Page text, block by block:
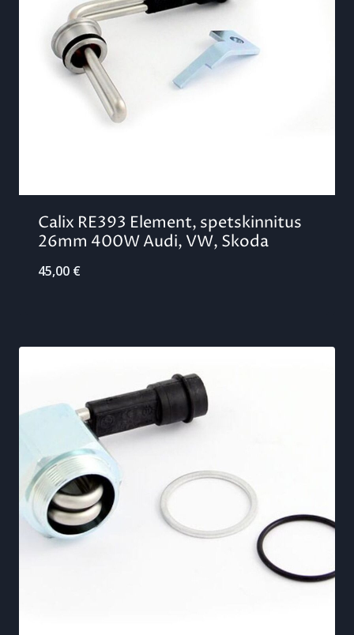
Calix RE393 Element, spetskinnitus
26mm 400W Audi, VW, Skoda
45,00 €